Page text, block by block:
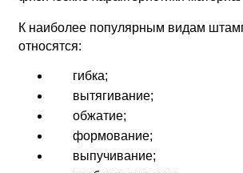
К наиболее популярным видам
относятся:
гибка;
вытягивание;
обжатие;
формование;
выпучивание;